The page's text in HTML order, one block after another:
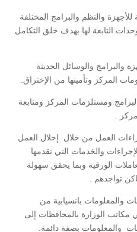
للأجهزة والنظم والبرامج المختلفة
التابعة لها بهدف خلق التكامل
والبرامج والوسائل الحديثة
المركز وتأمينها من الإختراق.
ومستلزمات المركز ومتابعة
.
العمل من خلال إحلال العمل
والخدمات التي تقدمها
الورقية وبما يحقق سهولة
تواجدهم .
والمعلومات بانسيابية من
الوزارة بالمحافظات إلى
والمعلومات بصفة دائمة.